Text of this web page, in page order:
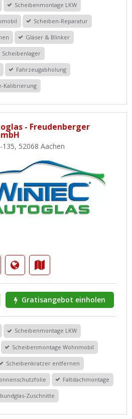
Scheibenmontage LKW
Scheiben-Reparatur
Gläser & Blinker
Scheibenlager
Fahrzeugabholung
Kalibrierung
- Freudenberger
135, 52068 Aachen
Gratisangebot einholen
Scheibenmontage LKW
Scheibenmontage Wohnmobil
Scheibenkratzer entfernen
Faltdachmontage
Zuschnitte